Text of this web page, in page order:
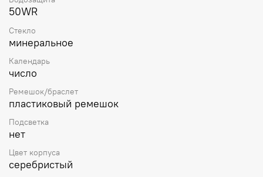
50WR
Стекло
минеральное
Календарь
число
Ремешок/браслет
пластиковый ремешок
Подсветка
нет
Цвет корпуса
серебристый